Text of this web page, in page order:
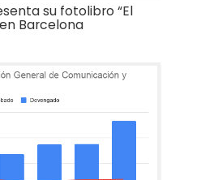
su fotolibro “El
Barcelona